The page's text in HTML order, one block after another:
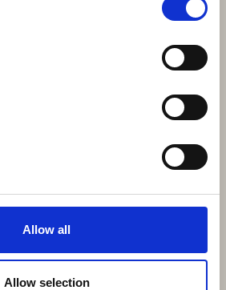
Allow all
Allow selection